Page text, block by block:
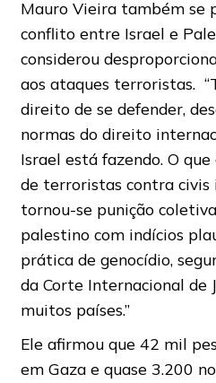
Mauro Vieira também se
conflito entre Israel e
considerou
aos ataques terroristas.
direito de se defender,
normas do direito
Israel está fazendo. O
de terroristas contra civis
tornou-se punição
palestino com indícios
prática de genocídio,
da Corte Internacional de
muitos países.”
Ele afirmou que 42 mil
em Gaza e quase 3.200